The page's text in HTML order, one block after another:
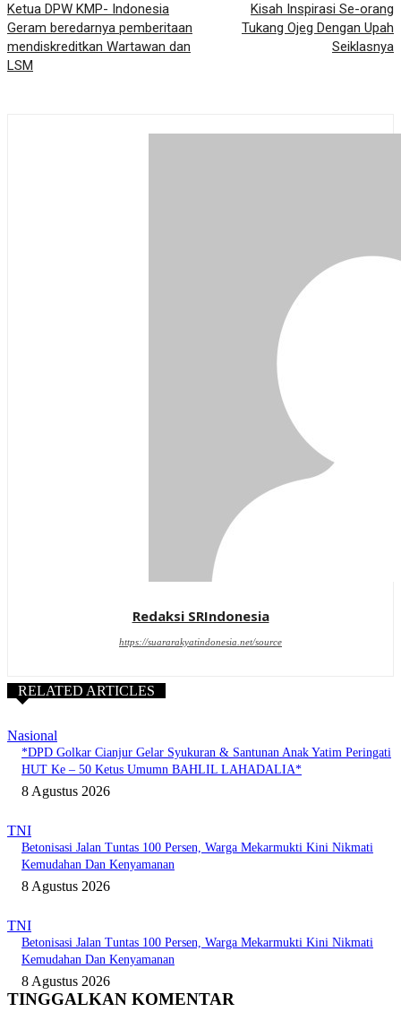
Ketua DPW KMP- Indonesia
Geram beredarnya pemberitaan
mendiskreditkan Wartawan dan
LSM
Kisah Inspirasi Se-orang
Tukang Ojeg Dengan Upah
Seiklasnya
Redaksi SRIndonesia
https://suararakyatindonesia.net/source
RELATED ARTICLES
Nasional
*DPD Golkar Cianjur Gelar Syukuran & Santunan Anak Yatim Peringati
HUT Ke – 50 Ketus Umumn BAHLIL LAHADALIA*
8 Agustus 2026
TNI
Betonisasi Jalan Tuntas 100 Persen, Warga Mekarmukti Kini Nikmati
Kemudahan Dan Kenyamanan
8 Agustus 2026
TNI
Betonisasi Jalan Tuntas 100 Persen, Warga Mekarmukti Kini Nikmati
Kemudahan Dan Kenyamanan
8 Agustus 2026
TINGGALKAN KOMENTAR